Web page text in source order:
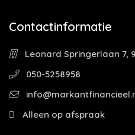
Contactinformatie
Leonard Springerlaan 7,
050-5258958
Alleen op afspraak